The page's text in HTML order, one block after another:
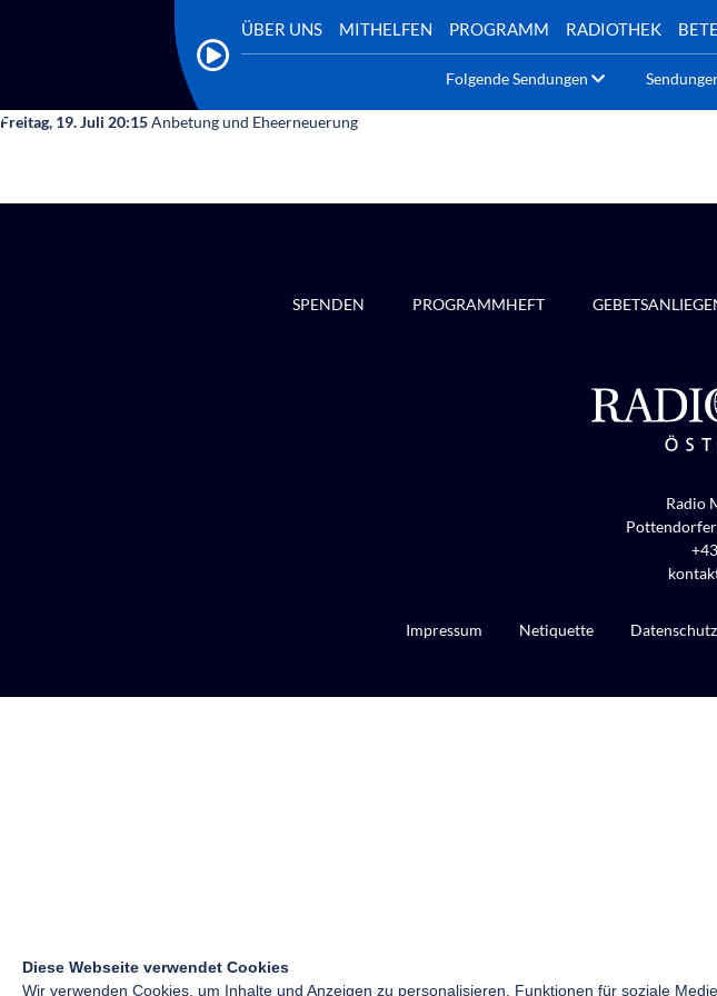
ÜBER UNS MITHELFEN PROGRAMM RADIOTHEK
Folgende Sendungen
Freitag, 19. Juli 20:15Anbetung und Eheerneuerung
SPENDEN PROGRAMMHEFT
Radio
Impressum Netiquette Datenschutz
Diese Webseite verwendet Cookies
Wir verwenden Cookies, um Inhalte und Anzeigen zu personalisieren, Funktionen für soziale